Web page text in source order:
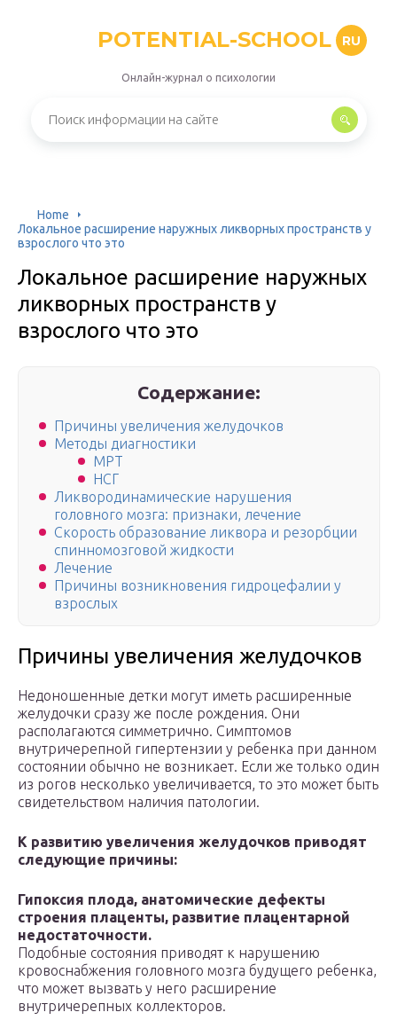
POTENTIAL-SCHOOL RU
Онлайн-журнал о психологии
Home
Локальное расширение наружных ликворных пространств у
взрослого что это
Локальное расширение наружных
ликворных пространств у
взрослого что это
Содержание:
Причины увеличения желудочков
Методы диагностики
МРТ
НСГ
Ликвородинамические нарушения
головного мозга: признаки, лечение
Скорость образование ликвора и резорбции
спинномозговой жидкости
Лечение
Причины возникновения гидроцефалии у
взрослых
Причины увеличения желудочков
Недоношенные детки могут иметь расширенные
желудочки сразу же после рождения. Они
располагаются симметрично. Симптомов
внутричерепной гипертензии у ребенка при данном
состоянии обычно не возникает. Если же только один
из рогов несколько увеличивается, то это может быть
свидетельством наличия патологии.
К развитию увеличения желудочков приводят
следующие причины:
Гипоксия плода, анатомические дефекты
строения плаценты, развитие плацентарной
недостаточности.
Подобные состояния приводят к нарушению
кровоснабжения головного мозга будущего ребенка,
что может вызвать у него расширение
внутричерепных коллекторов.